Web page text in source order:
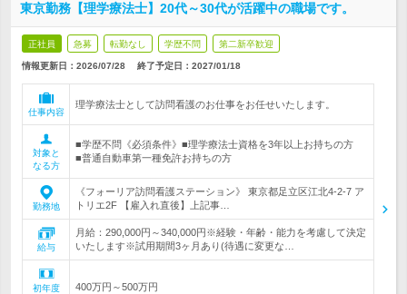
東京勤務【理学療法士】20代～30代が活躍中の職場です。
正社員 急募 転勤なし 学歴不問 第二新卒歓迎
情報更新日：2026/07/28 終了予定日： 2027/01/18
仕事内容
理学療法士として訪問看護のお仕事をお任せいたします。
対象と
なる方
■学歴不問《必須条件》■理学療法士資格を3年以上お持ちの方
■普通自動車第一種免許お持ちの方
勤務地
《フォーリア訪問看護ステーション》 東京都足立区江北4-2-7 ア
トリエ2F 【雇入れ直後】上記事…
給与
月給：290,000円～340,000円※経験・年齢・能力を考慮して決定
いたします※試用期間3ヶ月あり(待遇に変更な…
初年度
400万円～500万円